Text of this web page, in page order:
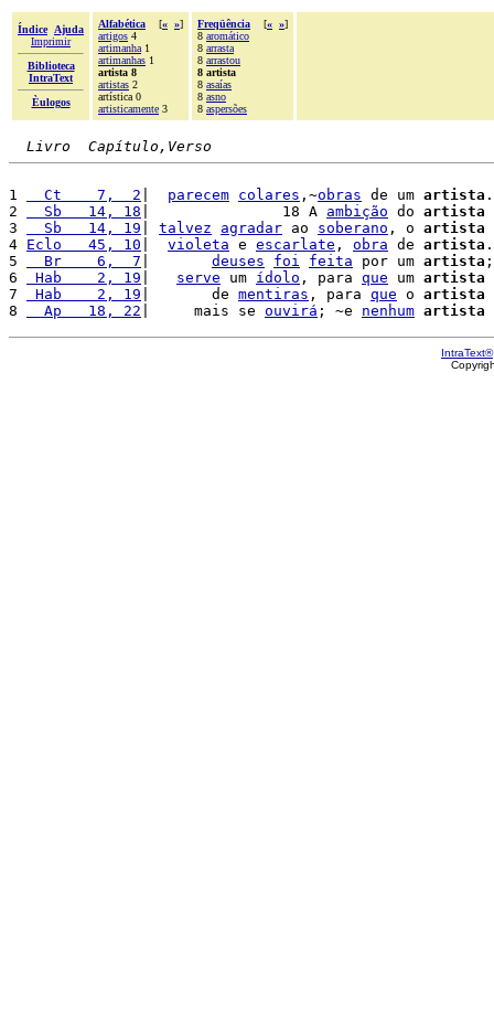
Índice
Ajuda
Imprimir
Biblioteca
IntraText
Èulogos
Alfabética [« »]
artigos 4
artimanha 1
artimanhas 1
artista 8
artistas 2
artística 0
artisticamente 3
Freqüência [« »]
8 aromático
8 arrasta
8 arrastou
8 artista
8 asaías
8 asno
8 aspersões
Livro  Capítulo,Verso
1
  Ct    7,  2
parecem colares ,~obras de um artista
2
  Sb   14, 18
|               18 A ambição do artista
3
  Sb   14, 19
talvez agradar ao soberano , o artista
4 Eclo   45, 10 violeta e escarlate , obra de artista
5
  Br    6,  7
deuses foi feita por um artista
6
Hab    2, 19 serve um ídolo , para que um artista
7
Hab    2, 19 |       de mentiras , para que o artista
8
  Ap   18, 22
|     mais se ouvirá ; ~e nenhum artista
IntraText®